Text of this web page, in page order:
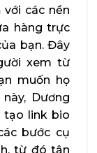
các nền
hàng trực
bạn. Đây
xem từ
muốn họ
Dương
tạo link bio
bước cụ
từ đó tận